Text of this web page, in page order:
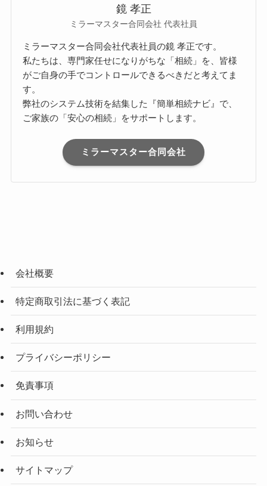
鏡 孝正
ミラーマスター合同会社 代表社員
ミラーマスター合同会社代表社員の鏡 孝正です。
私たちは、専門家任せになりがちな「相続」を、皆様
がご自身の手でコントロールできるべきだと考えてま
す。
弊社のシステム技術を結集した『簡単相続ナビ』で、
ご家族の「安心の相続」をサポートします。
ミラーマスター合同会社
会社概要
特定商取引法に基づく表記
利用規約
プライバシーポリシー
免責事項
お問い合わせ
お知らせ
サイトマップ